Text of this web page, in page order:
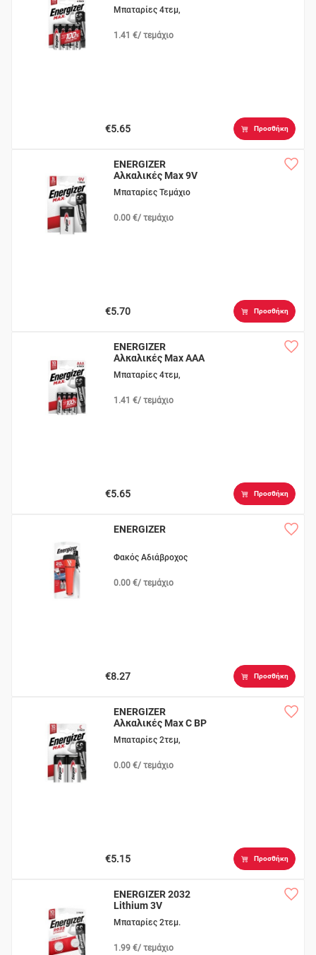
Μπαταρίες 4τεμ,
1.41 €/ τεμάχιο
€5.65 Προσθήκη
ENERGIZER
Αλκαλικές Max 9V
BP1
Μπαταρίες Τεμάχιο
0.00 €/ τεμάχιο
€5.70 Προσθήκη
ENERGIZER
Αλκαλικές Max AAA
Μπαταρίες 4τεμ,
1.41 €/ τεμάχιο
€5.65 Προσθήκη
ENERGIZER
Φακός Αδιάβροχος
0.00 €/ τεμάχιο
€8.27 Προσθήκη
ENERGIZER
Αλκαλικές Max C BP
Μπαταρίες 2τεμ,
0.00 €/ τεμάχιο
€5.15 Προσθήκη
ENERGIZER 2032
Lithium 3V
Μπαταρίες 2τεμ.
1.99 €/ τεμάχιο